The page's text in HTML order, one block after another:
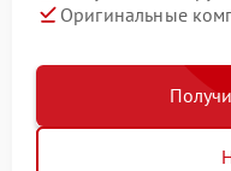
Оригинальные